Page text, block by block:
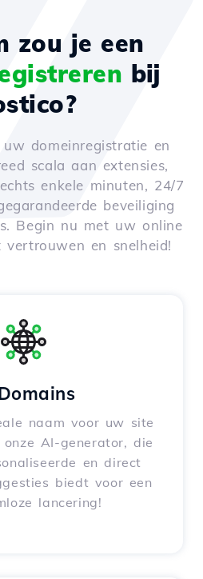
zou je een
bij
domeinregistratie en
scala aan extensies,
enkele minuten, 24/7
beveiliging
Begin nu met uw online
vertrouwen en snelheid!
naam voor uw site
AI-generator, die
en direct
biedt voor een
lancering!